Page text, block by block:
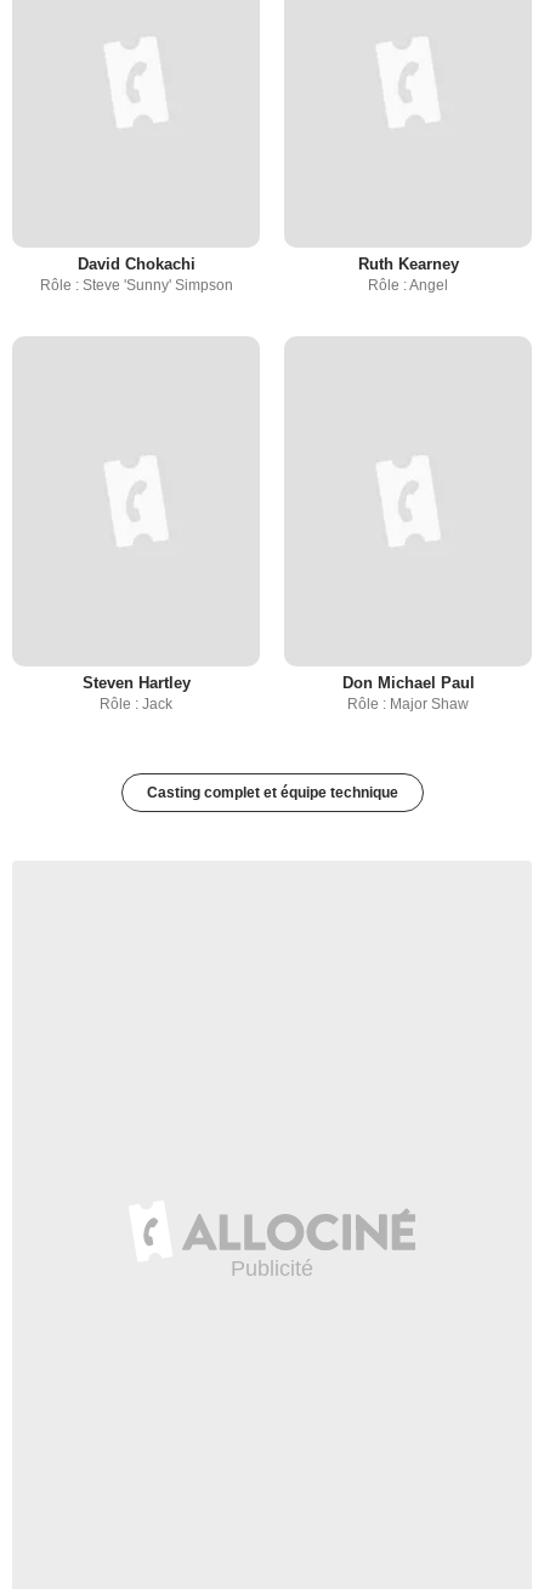
David Chokachi
Rôle : Steve 'Sunny' Simpson
Ruth Kearney
Rôle : Angel
Steven Hartley
Rôle : Jack
Don Michael Paul
Rôle : Major Shaw
Casting complet et équipe technique